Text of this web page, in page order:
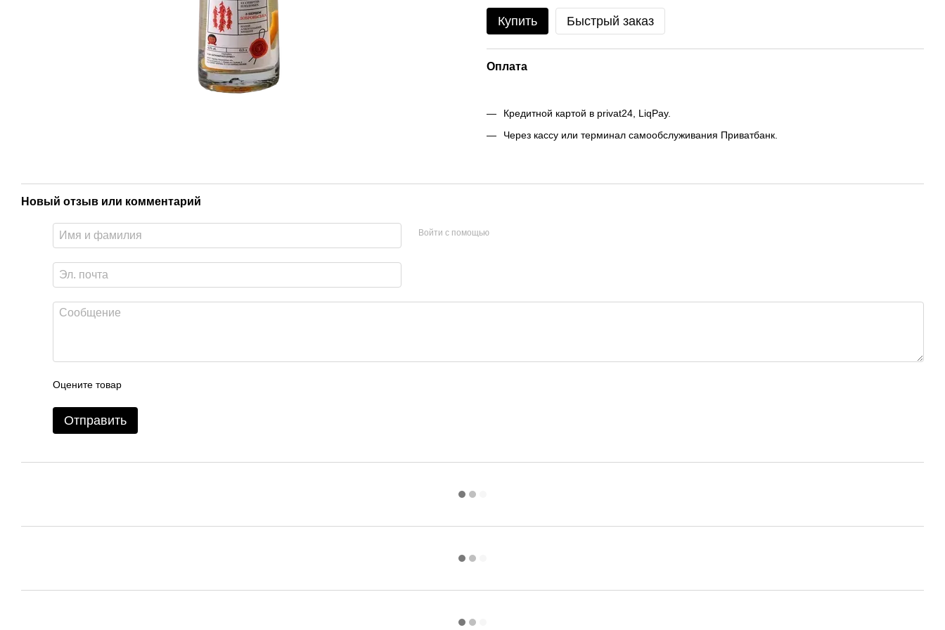
Купить Быстрый заказ
Оплата
Кредитной картой в privat24, LiqPay.
Через кассу или терминал самообслуживания Приватбанк.
Новый отзыв или комментарий
Войти с помощью
Оцените товар
Отправить